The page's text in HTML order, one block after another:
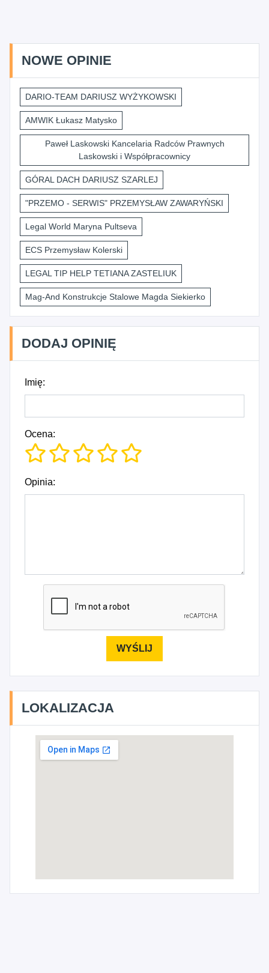
NOWE OPINIE
DARIO-TEAM DARIUSZ WYŻYKOWSKI
AMWIK Łukasz Matysko
Paweł Laskowski Kancelaria Radców Prawnych
Laskowski i Współpracownicy
GÓRAL DACH DARIUSZ SZARLEJ
"PRZEMO - SERWIS" PRZEMYSŁAW ZAWARYŃSKI
Legal World Maryna Pultseva
ECS Przemysław Kolerski
LEGAL TIP HELP TETIANA ZASTELIUK
Mag-And Konstrukcje Stalowe Magda Siekierko
DODAJ OPINIĘ
Imię:
Ocena:
Opinia:
LOKALIZACJA